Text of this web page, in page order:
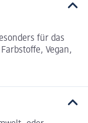
für das
Vegan,